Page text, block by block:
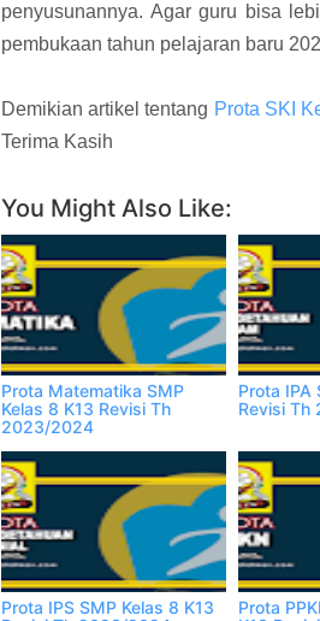
penyusunannya. Agar guru bisa
pembukaan tahun pelajaran baru
Demikian artikel tentang Prota SKI
Terima Kasih
You Might Also Like:
Prota Matematika SMP
Kelas 8 K13 Revisi Th
2023/2024
Prota IPA
Revisi
Prota IPS SMP Kelas 8 K13
Prota